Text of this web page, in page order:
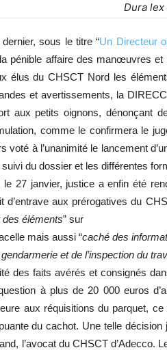
Dura
sous le titre “Un Directeur
pénible affaire des manœuvres
élus du CHSCT Nord les
et avertissements, la
aux petits oignons, dénonçant
comme le confirmerale
voté à l’unanimité le lancement
du dossier et les différentes
le 27 janvier, justice a enfin été
d’entrave aux prérogatives du
éléments” sur
mais aussi “caché des
et de l’inspection du
des faits avérés et consignés
à plus de 20 000 euros
aux réquisitions du parquet,
du cachot. Une telle
l’avocat du CHSCT d’Adecco.